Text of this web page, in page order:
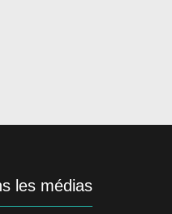
les médias